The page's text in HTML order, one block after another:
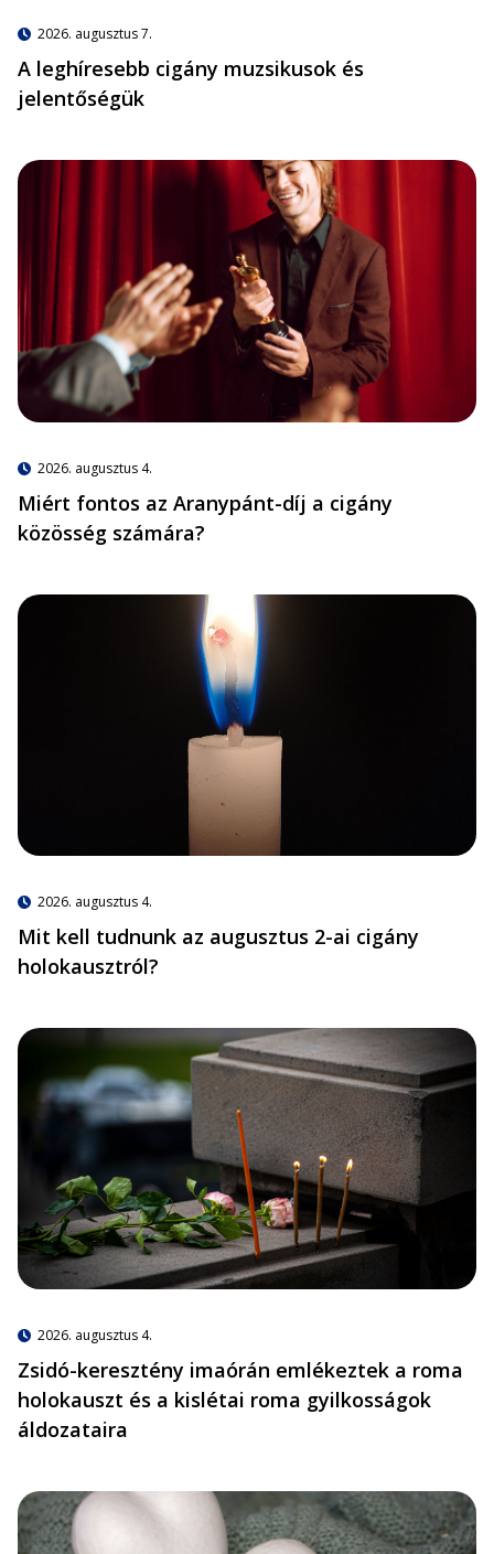
2026. augusztus 7.
A leghíresebb cigány muzsikusok és
jelentőségük
2026. augusztus 4.
Miért fontos az Aranypánt-díj a cigány
közösség számára?
2026. augusztus 4.
Mit kell tudnunk az augusztus 2-ai cigány
holokausztról?
2026. augusztus 4.
Zsidó-keresztény imaórán emlékeztek a roma
holokauszt és a kislétai roma gyilkosságok
áldozataira